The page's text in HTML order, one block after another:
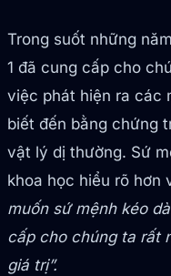
Trong suốt những
1 đã cung cấp cho
việc phát hiện ra các
biết đến bằng chứng
vật lý dị thường. Sứ
khoa học hiểu rõ hơn
muốn sứ mệnh kéo
cấp cho chúng ta rất
giá trị”.